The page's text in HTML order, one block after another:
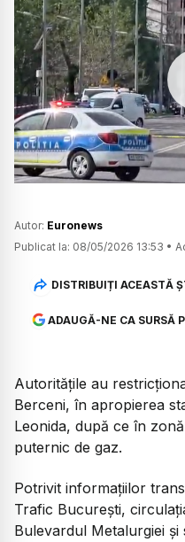
Autor: Euronews
Publicat la: 08/05/2026 13:53 •
DISTRIBUIȚI ACEASTĂ
ADAUGĂ-NE CA SURSĂ
Autoritățile au
Berceni, în apropierea
Leonida, după ce în
puternic de gaz.
Potrivit informațiilor
Trafic București,
Bulevardul Metalurgiei și